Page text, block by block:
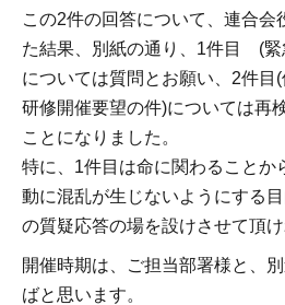
この2件の回答について、連合会
た結果、別紙の通り、1件目 (緊
については質問とお願い、2件目
研修開催要望の件)については再
ことになりました。
特に、1件目は命に関わることか
動に混乱が生じないようにする
の質疑応答の場を設けさせて頂け
開催時期は、ご担当部署様と、
ばと思います。